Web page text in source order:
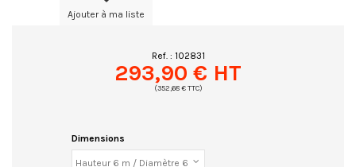
Ajouter à ma liste
Ref. : 102831
293,90 € HT
(352,68 € TTC)
Dimensions